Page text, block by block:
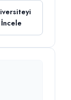
İncele